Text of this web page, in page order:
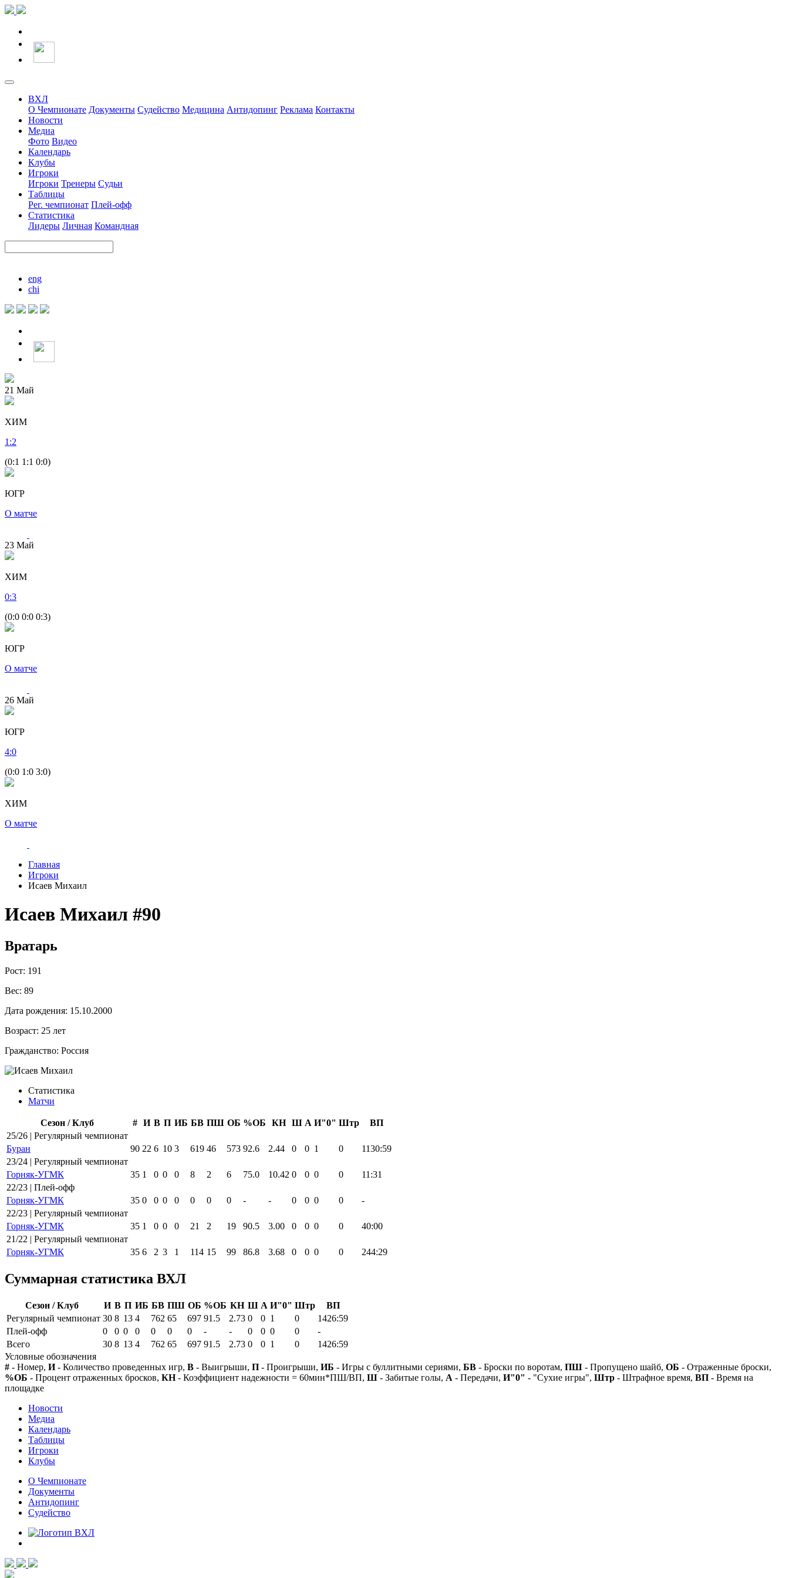
ВХЛ
О Чемпионате Документы Судейство Медицина Антидопинг Реклама Контакты
Новости
Медиа
Фото Видео
Календарь
Клубы
Игроки
Игроки Тренеры Судьи
Таблицы
Рег. чемпионат Плей-офф
Статистика
Лидеры Личная Командная
eng
chi
21 Май
ХИМ
1 :2
(0:1 1:1 0:0)
ЮГР
О матче
23 Май
ХИМ
0:3
(0:0 0:0 0:3)
ЮГР
О матче
26 Май
ЮГР
4:0
(0:0 1:0 3:0)
ХИМ
О матче
Главная
Игроки
Исаев Михаил
Исаев Михаил #90
Вратарь
Рост: 191
Вес: 89
Дата рождения: 15.10.2000
Возраст: 25 лет
Гражданство: Россия
Статистика
Матчи
Сезон / Клуб # И В П ИБ БВ ПШ ОБ %ОБ КН Ш А И"0" Штр
ВП
25/26 | Регулярный чемпионат
Буран
90 22 6 10 3 619 46 573 92.6 2.44 0 0 1 0
1130:59
23/24 | Регулярный чемпионат
Горняк-УГМК
35 1 0 0 0 8 2 6 75.0 10.42 0 0 0 0
11:31
22/23 | Плей-офф
Горняк-УГМК
35 0 0 0 0 0 0 0 - - 0 0 0 0
-
22/23 | Регулярный чемпионат
Горняк-УГМК
35 1 0 0 0 21 2 19 90.5 3.00 0 0 0 0
40:00
21/22 | Регулярный чемпионат
Горняк-УГМК
35 6 2 3 1 114 15 99 86.8 3.68 0 0 0 0 244:29
Суммарная статистика ВХЛ
Сезон / Клуб И В П ИБ БВ ПШ ОБ %ОБ КН Ш А И"0" Штр
ВП
Регулярный чемпионат 30 8 13 4 762 65 697 91.5 2.73 0 0 1 0
1426:59
Плей-офф
0 0 0 0 0 0 0 - - 0 0 0 0
-
Всего
30 8 13 4 762 65 697 91.5 2.73 0 0 1 0
1426:59
Условные обозначения
# - Номер, И- Количество проведенных игр, В - Выигрыши, П - Проигрыши, ИБ - Игры с буллитными сериями, БВ - Броски по воротам, ПШ - Пропущено шайб, ОБ - Отраженные броски,
%ОБ - Процент отраженных бросков, КН- Коэффициент надежности = 60мин*ПШ/ВП, Ш - Забитые голы, А - Передачи, И"0" - "Сухие игры", Штр - Штрафное время, ВП - Время на
площадке
Новости
Медиа
Календарь
Таблицы
Игроки
Клубы
О Чемпионате
Документы
Антидопинг
Судейство